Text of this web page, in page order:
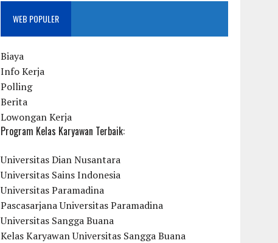
WEB POPULER
Biaya
Info Kerja
Polling
Berita
Lowongan Kerja
Program Kelas Karyawan Terbaik:
Universitas Dian Nusantara
Universitas Sains Indonesia
Universitas Paramadina
Pascasarjana Universitas Paramadina
Universitas Sangga Buana
Kelas Karyawan Universitas Sangga Buana